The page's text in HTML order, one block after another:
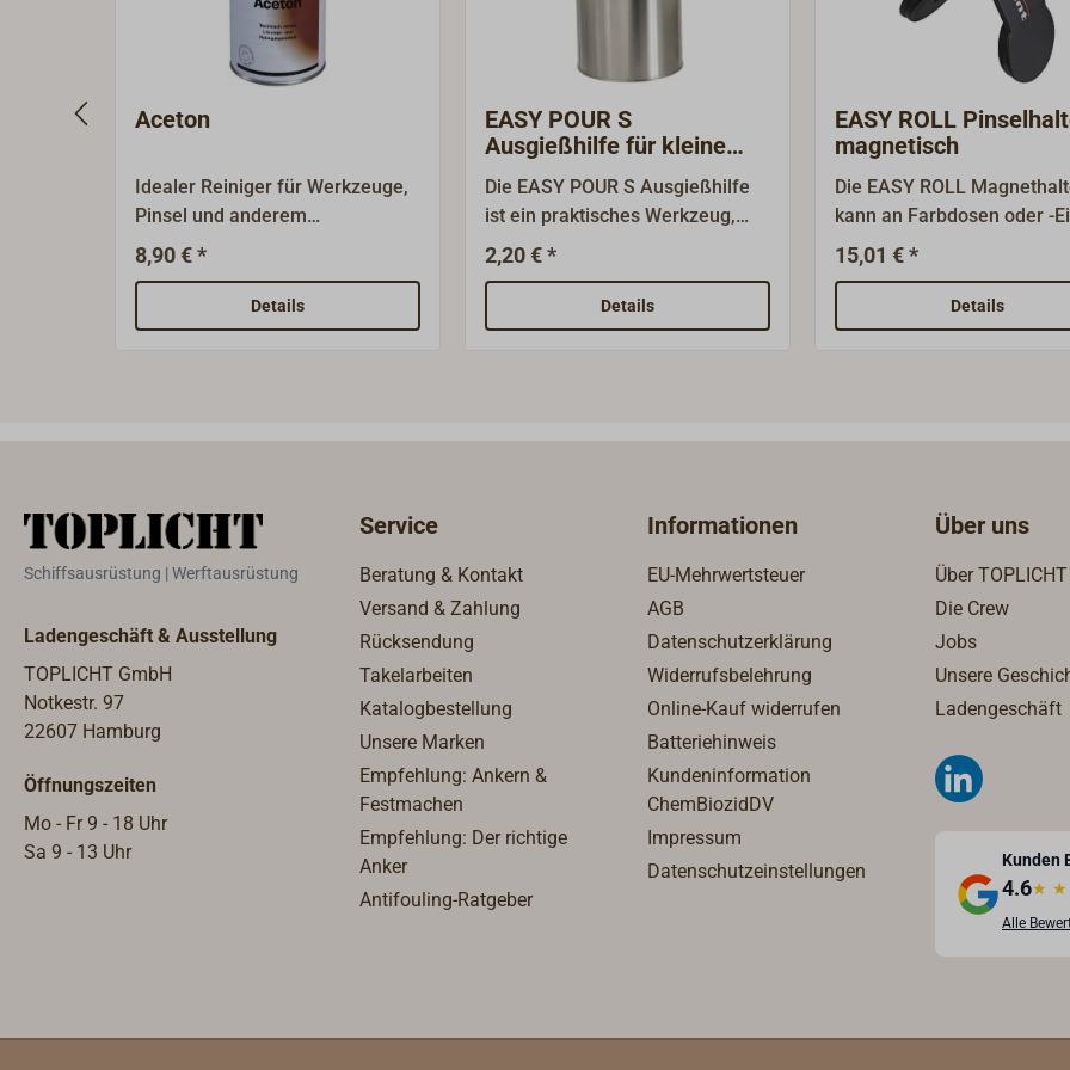
Aceton
Idealer Reiniger für Werkzeuge,
Pinsel und anderem
Arbeitsmaterialien. Reinigt
gründlich und mühelos
Verunreinigungen durch Epoxy,
Polyester und PU. Auch als
8,90 € *
Details
EASY POUR S
Ausgießhilfe für kleine
Die EASY POUR S Ausgießhilfe
ist ein praktisches Werkzeug,
das das saubere und einfache
Umfüllen von Farben und Lacken
ermöglicht. Es wurde entwickelt,
um das Ausgießen von Farbe in
luftdicht verschließen, ohne dass
eintrocknet. Der Aufsatz wird
einfach eingeklickt. Die Größe S
passt auf 750ml- und 1l-Lack-
2,20 € *
Details
EASY ROLL
magnetisch
Die EASY ROLL
kann an Farbdosen oder -
befestigt werden und
dass Werkzeuge wie Pinsel
Malerspachtel in Lack oder
im Gebinde untergehen.
EASY ROLL Ausrolleimer)
15,01 € *
Details
Schiffsausrüstung | Werftausrüstung
Ladengeschäft & Ausstellung
TOPLICHT GmbH
Notkestr. 97
22607 Hamburg
Öffnungszeiten
Mo - Fr 9 - 18 Uhr
Sa 9 - 13 Uhr
Service
Beratung & Kontakt
Versand & Zahlung
Rücksendung
Takelarbeiten
Katalogbestellung
Unsere Marken
Empfehlung: Ankern &
Festmachen
Empfehlung: Der richtige
Anker
Antifouling-Ratgeber
Informationen
EU-Mehrwertsteuer
AGB
Datenschutzerklärung
Widerrufsbelehrung
Online-Kauf widerrufen
Batteriehinweis
Kundeninformation
ChemBiozidDV
Impressum
Datenschutzeinstellungen
Über uns
Über TOPLICHT
Die Crew
Jobs
Unsere
Ladengeschäft
Kunden
4.6★ ★
Alle